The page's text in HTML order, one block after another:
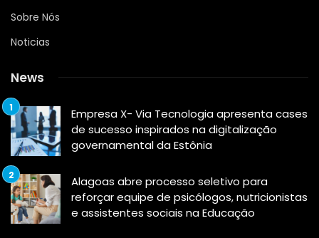
Sobre Nós
Noticias
News
Empresa X- Via Tecnologia apresenta cases
de sucesso inspirados na digitalização
governamental da Estônia
Alagoas abre processo seletivo para
reforçar equipe de psicólogos, nutricionistas
e assistentes sociais na Educação